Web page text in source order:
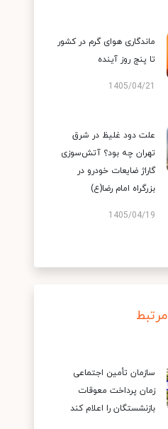
ماندگاری هوای گرم در کشور
تا پنج روز آینده
1405/04/21
علت دود غلیظ در شرق
تهران چه بود؟ آتش‌سوزی
گاراژ ضایعات خودرو در
بزرگراه امام رضا(ع)
1405/04/19
مرتبط
سازمان تأمین اجتماعی
زمان پرداخت معوقات
بازنشستگان را اعلام کند